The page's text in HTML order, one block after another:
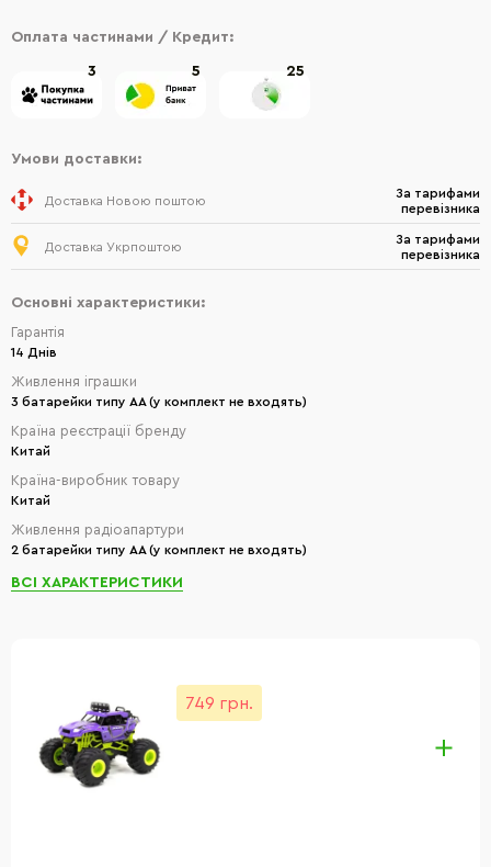
Оплата частинами / Кредит:
3 5 25
Умови доставки:
Доставка Новою поштою
За тарифами
перевізника
Доставка Укрпоштою
За тарифами
перевізника
Основні характеристики:
Гарантія
14 Днів
Живлення іграшки
3 батарейки типу АА (у комплект не входять)
Країна реєстрації бренду
Китай
Країна-виробник товару
Китай
Живлення радіоапартури
2 батарейки типу АА (у комплект не входять)
ВСІ ХАРАКТЕРИСТИКИ
749 грн.